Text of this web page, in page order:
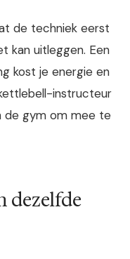
de techniek eerst
kan uitleggen. Een
kost je energie en
instructeur
de gym om mee te
dezelfde